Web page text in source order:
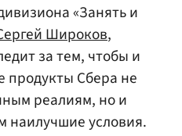
«Занять и
Широков,
за тем, чтобы и
продукты Сбера не
реалиям, но и
наилучшие условия.